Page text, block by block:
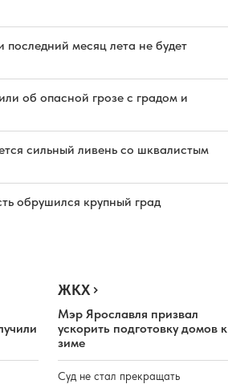
последний месяц лета не будет
об опасной грозе с градом и
сильный ливень со шквалистым
обрушился крупный град
ЖКХ
Мэр Ярославля призвал
ускорить подготовку домов к
зиме
Суд не стал прекращать